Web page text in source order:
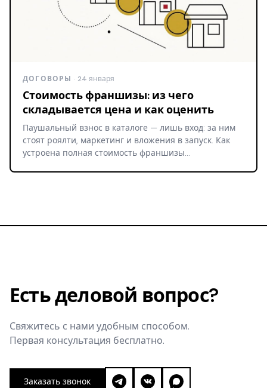
ДОГОВОРЫ · 24 января
Стоимость франшизы: из чего
складывается цена и как оценить
Паушальный взнос в каталоге — лишь вход: за ним
стоят роялти, маркетинг и вложения в запуск. Как
устроена полная стоимость франшизы…
Есть деловой вопрос?
Свяжитесь с нами удобным способом.
Первая консультация бесплатно.
Заказать звонок